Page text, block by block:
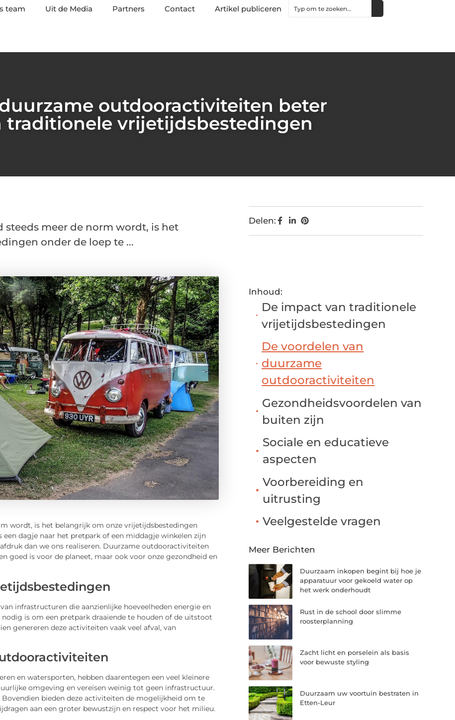
team Uit de Media Partners Contact Artikel publiceren
outdooractiviteiten beter
traditionele vrijetijdsbestedingen
meer de norm wordt, is het
onder de loep te ...
wordt, is het belangrijk om onze vrijetijdsbestedingen
dagje naar het pretpark of een middagje winkelen zijn
dan we ons realiseren. Duurzame outdooractiviteiten
goed is voor de planeet, maar ook voor onze gezondheid en
infrastructuren die aanzienlijke hoeveelheden energie en
is om een pretpark draaiende te houden of de uitstoot
genereren deze activiteiten vaak veel afval, van
en watersporten, hebben daarentegen een veel kleinere
omgeving en vereisen weinig tot geen infrastructuur.
bieden deze activiteiten de mogelijkheid om te
aan een groter bewustzijn en respect voor het milieu.
Delen:
Inhoud:
De impact van traditionele
vrijetijdsbestedingen
De voordelen van
duurzame
outdooractiviteiten
Gezondheidsvoordelen van
buiten zijn
Sociale en educatieve
aspecten
Voorbereiding en
uitrusting
Veelgestelde vragen
Meer Berichten
Duurzaam inkopen begint bij hoe je
apparatuur voor gekoeld water op
het werk onderhoudt
Rust in de school door slimme
roosterplanning
Zacht licht en porselein als basis
voor bewuste styling
Duurzaam uw voortuin bestraten in
Etten-Leur